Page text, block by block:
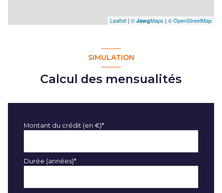
Leaflet | © JawgMaps | © OpenStreetMap
SIMULATION
Calcul des mensualités
Montant du crédit (en €)*
Durée (années)*